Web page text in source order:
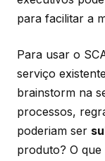
para facilitar a
Para usar o
serviço
brainstorm na
processos,
poderiam ser
produto? O